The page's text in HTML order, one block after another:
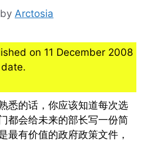
by Arctosia
on 11 December 2008
悉的话，你应该知道每次选
都会给未来的部长写一份简
最有价值的政府政策文件，